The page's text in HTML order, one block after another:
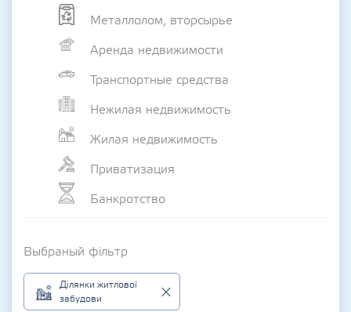
Металлолом, вторсырье
Аренда недвижимости
Транспортные средства
Нежилая недвижимость
Жилая недвижимость
Приватизация
Банкротство
Выбраный фільтр
Ділянки житлової
забудови